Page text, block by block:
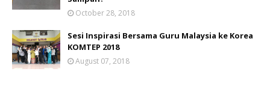
October 28, 2018
Sesi Inspirasi Bersama Guru Malaysia ke Korea
KOMTEP 2018
August 07, 2018